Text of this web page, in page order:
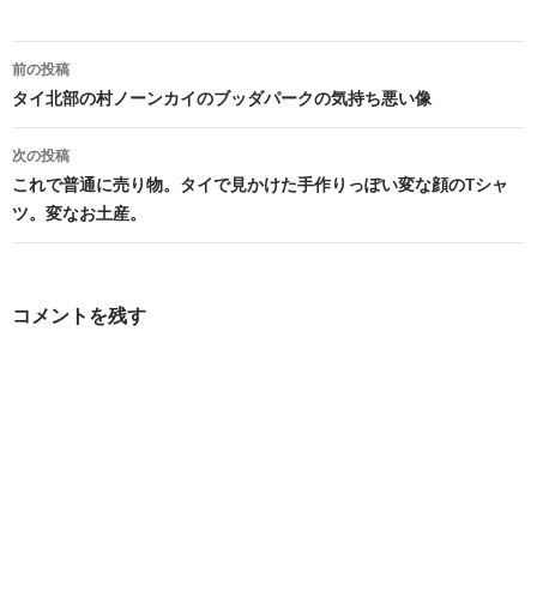
投
稿
ナ
ビ
ゲ
シ
前の投稿
タイ北部の村ノーンカイのブッダパークの気持ち悪い像
次の投稿
これで普通に売り物。タイで見かけた手作りっぽい変な顔のTシャ
ツ。変なお土産。
コメントを残す